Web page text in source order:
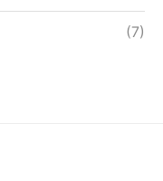
(7)